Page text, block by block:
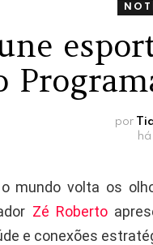
por
mundo volta os
Zé Roberto
e conexões